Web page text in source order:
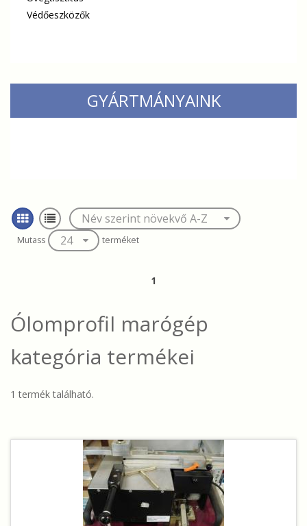
Védőeszközők
GYÁRTMÁNYAINK
Mutass terméket
1
Ólomprofil marógép
kategória termékei
1 termék található.